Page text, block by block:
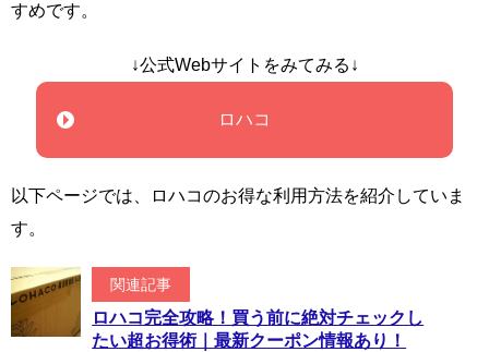
すめです。
↓公式Webサイトをみてみる↓
ロハコ
以下ページでは、ロハコのお得な利用方法を紹介していま
す。
関連記事
ロハコ完全攻略！買う前に絶対チェックし
たい超お得術｜最新クーポン情報あり！